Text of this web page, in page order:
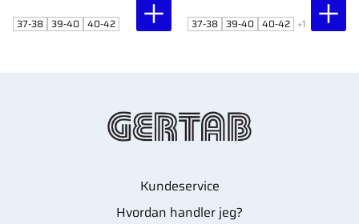
1 par.
37-38 39-40 40-42 blodcirkulation.
37-38 39-40 40-42 +1
Kundeservice
Hvordan handler jeg?